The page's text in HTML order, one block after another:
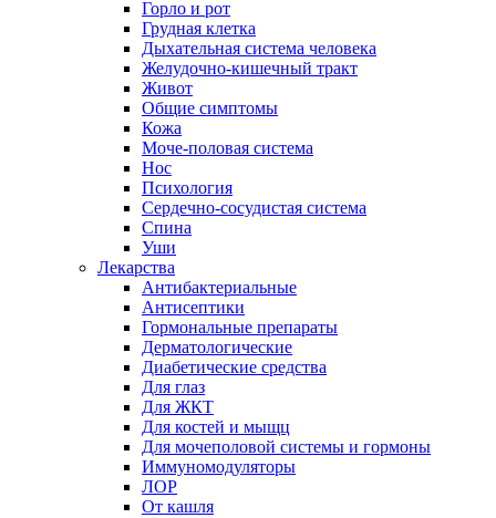
Горло и рот
Грудная клетка
Дыхательная система человека
Желудочно-кишечный тракт
Живот
Общие симптомы
Кожа
Моче-половая система
Нос
Психология
Сердечно-сосудистая система
Спина
Уши
Лекарства
Антибактериальные
Антисептики
Гормональные препараты
Дерматологические
Диабетические средства
Для глаз
Для ЖКТ
Для костей и мыщц
Для мочеполовой системы и гормоны
Иммуномодуляторы
ЛОР
От кашля